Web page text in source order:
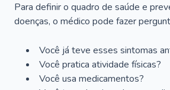
Para definir o quadro de saúde e
doenças, o médico pode fazer
Você já teve esses sintomas
Você pratica atividade físicas?
Você usa medicamentos?